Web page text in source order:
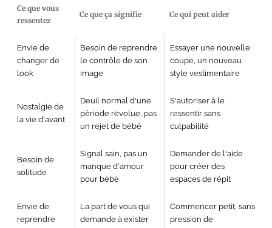
Ce que vous
ressentez
Ce que ça signifie Ce qui peut aider
Envie de
changer de
look
Besoin de reprendre
le contrôle de son
image
Essayer une nouvelle
coupe, un nouveau
style vestimentaire
Nostalgie de
la vie d'avant
Deuil normal d'une
période révolue, pas
un rejet de bébé
S'autoriser à le
ressentir sans
culpabilité
Besoin de
solitude
Signal sain, pas un
manque d'amour
pour bébé
Demander de l'aide
pour créer des
espaces de répit
Envie de
reprendre
La part de vous qui
demande à exister
Commencer petit, sans
pression de